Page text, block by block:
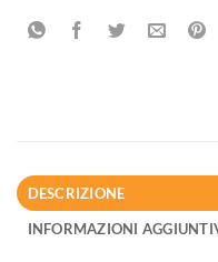
DESCRIZIONE
INFORMAZIONI